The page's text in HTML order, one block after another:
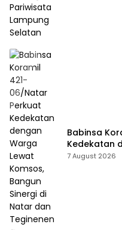
Babinsa
Kedekatan
Bangun
7 August 2026